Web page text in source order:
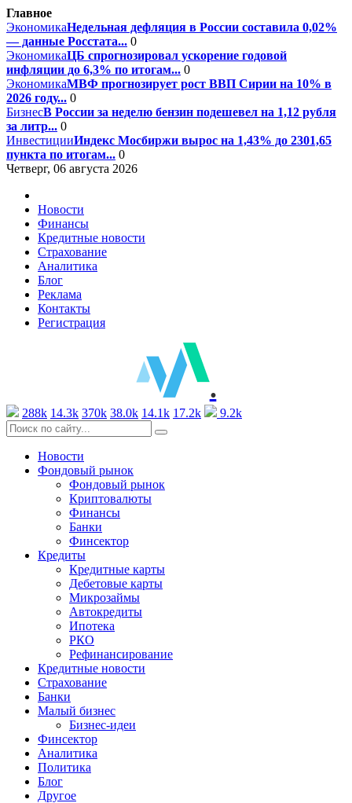
Главное
ЭкономикаНедельная дефляция в России составила 0,02%
— данные Росстата... 0
ЭкономикаЦБ спрогнозировал ускорение годовой
инфляции до 6,3% по итогам... 0
ЭкономикаМВФ прогнозирует рост ВВП Сирии на 10% в
2026 году... 0
БизнесВ России за неделю бензин подешевел на 1,12 рубля
за литр... 0
ИнвестицииИндекс Мосбиржи вырос на 1,43% до 2301,65
пункта по итогам... 0
Четверг, 06 августа 2026
Новости
Финансы
Кредитные новости
Страхование
Аналитика
Блог
Реклама
Контакты
Регистрация
.
288k 14.3k 370k 38.0k 14.1k 17.2k 9.2k
Новости
Фондовый рынок
Фондовый рынок
Криптовалюты
Финансы
Банки
Финсектор
Кредиты
Кредитные карты
Дебетовые карты
Микрозаймы
Автокредиты
Ипотека
РКО
Рефинансирование
Кредитные новости
Страхование
Банки
Малый бизнес
Бизнес-идеи
Финсектор
Аналитика
Политика
Блог
Другое